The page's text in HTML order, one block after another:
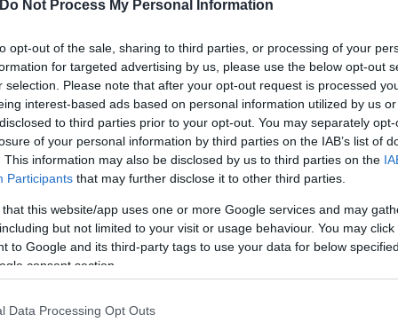
Do Not Process My Personal Information
opt-out of the sale, sharing to third parties, or processing of your
for targeted advertising by us, please use the below opt-out
selection. Please note that after your opt-out request is processed
interest-based ads based on personal information utilized by us
to third parties prior to your opt-out. You may separately
of your personal information by third parties on the IAB’s list of
This information may also be disclosed by us to third parties on the
Participants that may further disclose it to other third parties.
this website/app uses one or more Google services and may
but not limited to your visit or usage behaviour. You may
to Google and its third-party tags to use your data for below
consent section.
Data Processing Opt Outs